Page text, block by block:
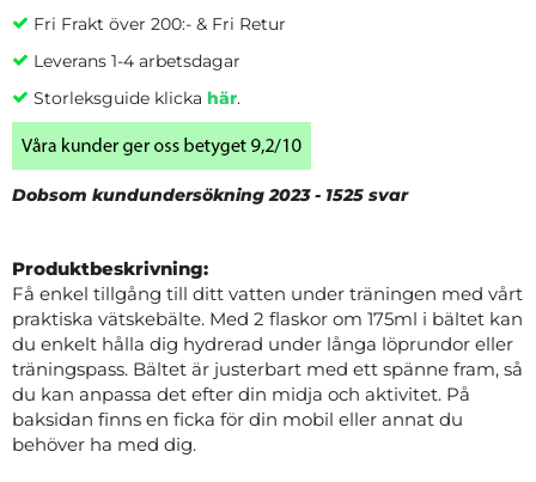
Fri Frakt över 200:- & Fri Retur
Leverans 1-4 arbetsdagar
Storleksguide klicka här.
Dobsom kundundersökning 2023 - 1525 svar
Produktbeskrivning:
Få enkel tillgång till ditt vatten under träningen med vårt
praktiska vätskebälte. Med 2 flaskor om 175ml i bältet kan
du enkelt hålla dig hydrerad under långa löprundor eller
träningspass. Bältet är justerbart med ett spänne fram, så
du kan anpassa det efter din midja och aktivitet. På
baksidan finns en ficka för din mobil eller annat du
behöver ha med dig.